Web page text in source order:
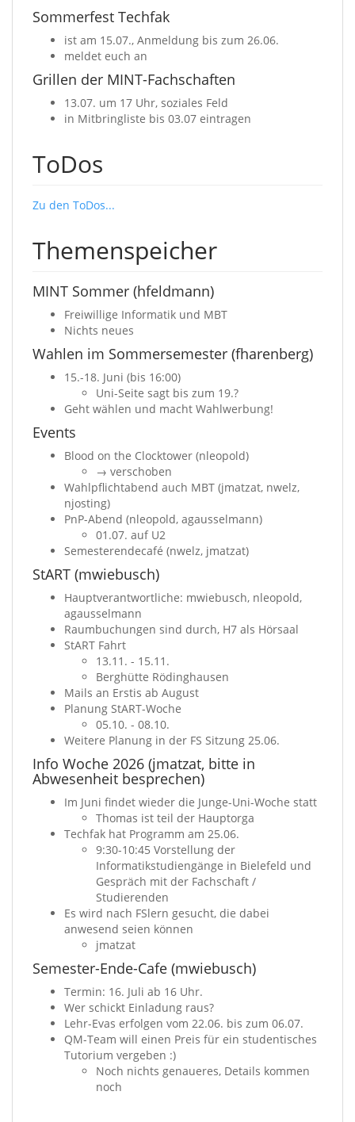
Sommerfest Techfak
ist am 15.07., Anmeldung bis zum 26.06.
meldet euch an
Grillen der MINT-Fachschaften
13.07. um 17 Uhr, soziales Feld
in Mitbringliste bis 03.07 eintragen
ToDos
Zu den ToDos...
Themenspeicher
MINT Sommer (hfeldmann)
Freiwillige Informatik und MBT
Nichts neues
Wahlen im Sommersemester (fharenberg)
15.-18. Juni (bis 16:00)
Uni-Seite sagt bis zum 19.?
Geht wählen und macht Wahlwerbung!
Events
Blood on the Clocktower (nleopold)
→ verschoben
Wahlpflichtabend auch MBT (jmatzat, nwelz,
njosting)
PnP-Abend (nleopold, agausselmann)
01.07. auf U2
Semesterendecafé (nwelz, jmatzat)
StART (mwiebusch)
Hauptverantwortliche: mwiebusch, nleopold,
agausselmann
Raumbuchungen sind durch, H7 als Hörsaal
StART Fahrt
13.11. - 15.11.
Berghütte Rödinghausen
Mails an Erstis ab August
Planung StART-Woche
05.10. - 08.10.
Weitere Planung in der FS Sitzung 25.06.
Info Woche 2026 (jmatzat, bitte in
Abwesenheit besprechen)
Im Juni findet wieder die Junge-Uni-Woche statt
Thomas ist teil der Hauptorga
Techfak hat Programm am 25.06.
9:30-10:45 Vorstellung der
Informatikstudiengänge in Bielefeld und
Gespräch mit der Fachschaft /
Studierenden
Es wird nach FSlern gesucht, die dabei
anwesend seien können
jmatzat
Semester-Ende-Cafe (mwiebusch)
Termin: 16. Juli ab 16 Uhr.
Wer schickt Einladung raus?
Lehr-Evas erfolgen vom 22.06. bis zum 06.07.
QM-Team will einen Preis für ein studentisches
Tutorium vergeben :)
Noch nichts genaueres, Details kommen
noch